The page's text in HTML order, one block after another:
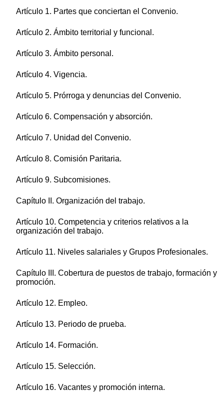
Artículo 1. Partes que conciertan el Convenio.
Artículo 2. Ámbito territorial y funcional.
Artículo 3. Ámbito personal.
Artículo 4. Vigencia.
Artículo 5. Prórroga y denuncias del Convenio.
Artículo 6. Compensación y absorción.
Artículo 7. Unidad del Convenio.
Artículo 8. Comisión Paritaria.
Artículo 9. Subcomisiones.
Capítulo II. Organización del trabajo.
Artículo 10. Competencia y criterios relativos a la
organización del trabajo.
Artículo 11. Niveles salariales y Grupos Profesionales.
Capítulo III. Cobertura de puestos de trabajo, formación y
promoción.
Artículo 12. Empleo.
Artículo 13. Periodo de prueba.
Artículo 14. Formación.
Artículo 15. Selección.
Artículo 16. Vacantes y promoción interna.